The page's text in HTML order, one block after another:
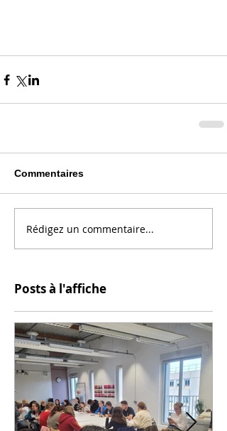
Commentaires
Rédigez un commentaire...
Posts à l'affiche